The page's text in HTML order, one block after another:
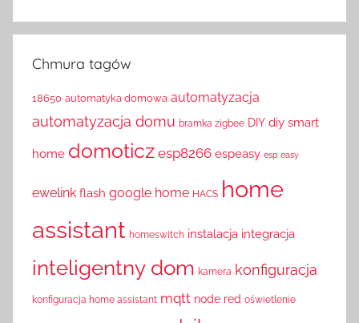
Chmura tagów
18650 automatyka domowa automatyzacja
automatyzacja domu bramka zigbee DIY diy smart
home domoticz esp8266 espeasy esp easy
ewelink flash google home HACS home
assistant homeswitch instalacja integracja
inteligentny dom kamera konfiguracja
konfiguracja home assistant mqtt node red oświetlenie